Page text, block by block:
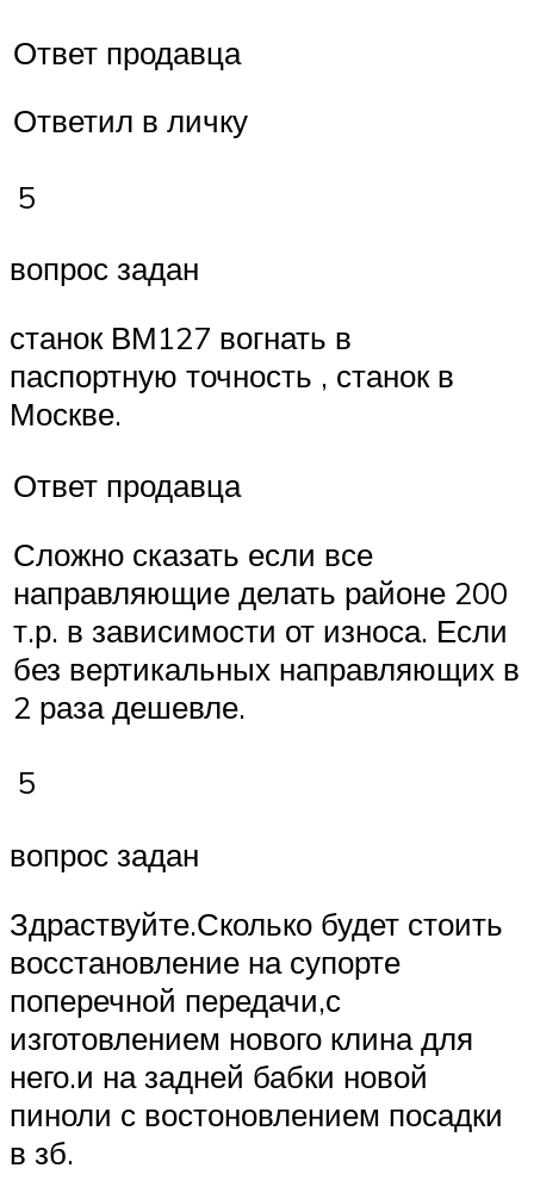
Ответ продавца
Ответил в личку
5
вопрос задан
станок ВМ127 вогнать в
паспортную точность , станок в
Москве.
Ответ продавца
Сложно сказать если все
направляющие делать районе 200
т.р. в зависимости от износа. Если
без вертикальных направляющих в
2 раза дешевле.
5
вопрос задан
Здраствуйте.Сколько будет стоить
восстановление на супорте
поперечной передачи,с
изготовлением нового клина для
него.и на задней бабки новой
пиноли с востоновлением посадки
в зб.